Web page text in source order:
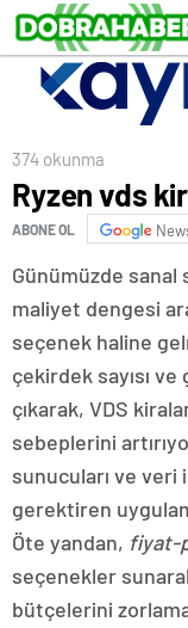
374 okunma
Ryzen vds
ABONE OL
Günümüzde
maliyet dengesi
seçenek haline
çekirdek sayısı
çıkarak, VDS
sebeplerini
sunucuları ve
gerektiren
Öte yandan, fiyat-
seçenekler
bütçelerini